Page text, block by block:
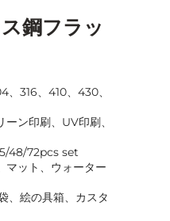
鋼フラッ
、316、410、430、
ン印刷、UV印刷、
48/72pcs set
マット、ウォーター
、絵の具箱、カスタ